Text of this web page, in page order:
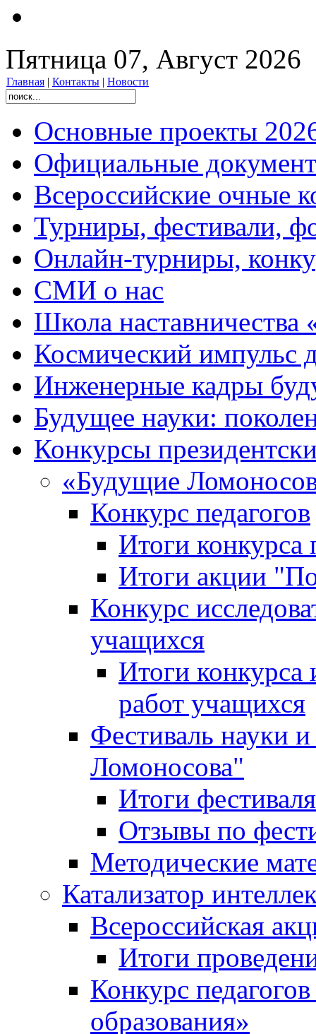
Пятница 07, Август 2026
Главная | Контакты | Новости
Основные проекты
Официальные
Всероссийские очные
Турниры, фестивали,
Онлайн-турниры,
СМИ о нас
Школа
Космический импульс
Инженерные кадры
Будущее науки:
Конкурсы
«Будущие
Конкурс педагогов
Итоги конкурса
Итоги акции
Конкурс
учащихся
Итоги конкурса
работ учащихся
Фестиваль науки
Ломоносова"
Итоги фестиваля
Отзывы по
Методические
Катализатор
Всероссийская
Итоги
Конкурс
образования»